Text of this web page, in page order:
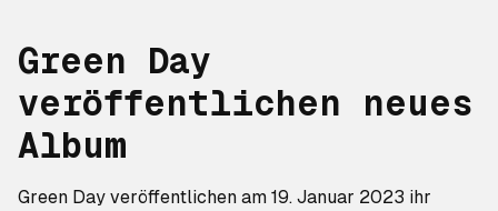
Green Day
veröffentlichen neues
Album
Green Day veröffentlichen am 19. Januar 2023 ihr